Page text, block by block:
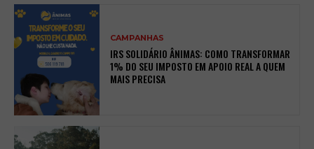
CAMPANHAS
IRS SOLIDÁRIO ÂNIMAS: COMO TRANSFORMAR
1% DO SEU IMPOSTO EM APOIO REAL A QUEM
MAIS PRECISA